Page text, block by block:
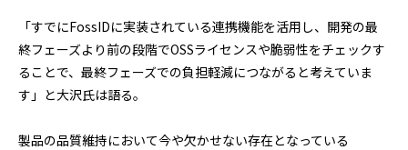
「すでにFossIDに実装されている連携機能を活用し、開発の最
終フェーズより前の段階でOSSライセンスや脆弱性をチェックす
ることで、最終フェーズでの負担軽減につながると考えていま
す」と大沢氏は語る。
製品の品質維持において今や欠かせない存在となっている